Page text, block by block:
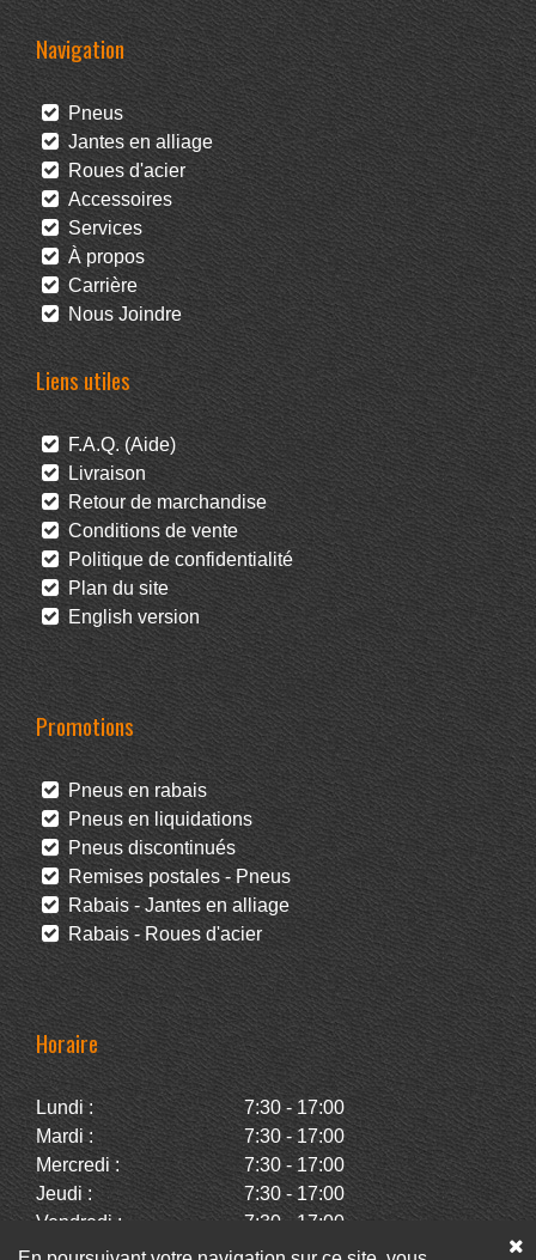
Navigation
Pneus
Jantes en alliage
Roues d'acier
Accessoires
Services
À propos
Carrière
Nous Joindre
Liens utiles
F.A.Q. (Aide)
Livraison
Retour de marchandise
Conditions de vente
Politique de confidentialité
Plan du site
English version
Promotions
Pneus en rabais
Pneus en liquidations
Pneus discontinués
Remises postales - Pneus
Rabais - Jantes en alliage
Rabais - Roues d'acier
Horaire
Lundi :
7:30 - 17:00
Mardi :
7:30 - 17:00
Mercredi :
7:30 - 17:00
Jeudi :
7:30 - 17:00
Vendredi :
7:30 - 17:00
Samedi :
Fermé